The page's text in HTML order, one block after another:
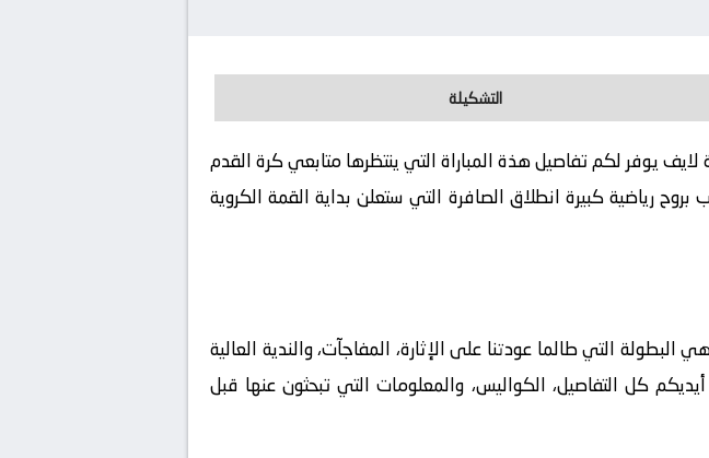
التشكيلة
المتحدة و بلجيكا بث مباشر اليوم الموافق 2026-07-07. كورة لايف يوفر لكم تفاصيل هذة المباراة التي ينتظرها متابعي كرة القدم
رياضية كبيرة انطلاق الصافرة التي ستعلن بداية القمة الكروية
اليوم تأتي ضمن منافسات بطولة دولي, كأس العالم - دور الـ 16، وهي البطولة التي طالما عودتنا على الإثارة، المفاجآت، والندية العالية
كل التفاصيل، الكواليس، والمعلومات التي تبحثون عنها قبل